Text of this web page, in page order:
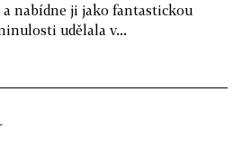
nabídne ji jako fantastickou
udělala v...